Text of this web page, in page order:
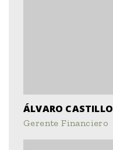
ÁLVARO CASTILLO
Gerente Financiero